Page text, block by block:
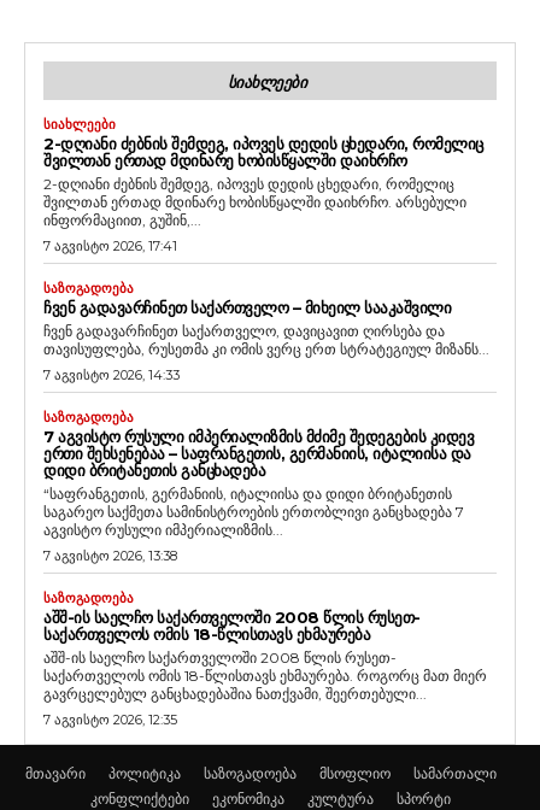
ᲡᲘᲐᲮᲚᲔᲔᲑᲘ
ᲡᲘᲐᲮᲚᲔᲔᲑᲘ
2-ᲓᲦᲘᲐᲜᲘ ᲫᲔᲑᲜᲘᲡ ᲨᲔᲛᲓᲔᲒ, ᲘᲞᲝᲕᲔᲡ ᲓᲔᲓᲘᲡ ᲪᲮᲔᲓᲐᲠᲘ, ᲠᲝᲛᲔᲚᲘᲪ
ᲨᲕᲘᲚᲗᲐᲜ ᲔᲠᲗᲐᲓ ᲛᲓᲘᲜᲐᲠᲔ ᲮᲝᲑᲘᲡᲬᲧᲐᲚᲨᲘ ᲓᲐᲘᲮᲠᲩᲝ
2-დღიანი ძებნის შემდეგ, იპოვეს დედის ცხედარი, რომელიც
შვილთან ერთად მდინარე ხობისწყალში დაიხრჩო. არსებული
ინფორმაციით, გუშინ,...
7 აგვისტო 2026, 17:41
ᲡᲐᲖᲝᲒᲐᲓᲝᲔᲑᲐ
ᲩᲕᲔᲜ ᲒᲐᲓᲐᲕᲐᲠᲩᲘᲜᲔᲗ ᲡᲐᲥᲐᲠᲗᲕᲔᲚᲝ – ᲛᲘᲮᲔᲘᲚ ᲡᲐᲐᲙᲐᲨᲕᲘᲚᲘ
ჩვენ გადავარჩინეთ საქართველო, დავიცავით ღირსება და
თავისუფლება, რუსეთმა კი ომის ვერც ერთ სტრატეგიულ მიზანს...
7 აგვისტო 2026, 14:33
ᲡᲐᲖᲝᲒᲐᲓᲝᲔᲑᲐ
7 ᲐᲒᲕᲘᲡᲢᲝ ᲠᲣᲡᲣᲚᲘ ᲘᲛᲞᲔᲠᲘᲐᲚᲘᲖᲛᲘᲡ ᲛᲫᲘᲛᲔ ᲨᲔᲓᲔᲒᲔᲑᲘᲡ ᲙᲘᲓᲔᲕ
ᲔᲠᲗᲘ ᲨᲔᲮᲡᲔᲜᲔᲑᲐᲐ – ᲡᲐᲤᲠᲐᲜᲒᲔᲗᲘᲡ, ᲒᲔᲠᲛᲐᲜᲘᲘᲡ, ᲘᲢᲐᲚᲘᲘᲡᲐ ᲓᲐ
ᲓᲘᲓᲘ ᲑᲠᲘᲢᲐᲜᲔᲗᲘᲡ ᲒᲐᲜᲪᲮᲐᲓᲔᲑᲐ
“საფრანგეთის, გერმანიის, იტალიისა და დიდი ბრიტანეთის
საგარეო საქმეთა სამინისტროების ერთობლივი განცხადება 7
აგვისტო რუსული იმპერიალიზმის...
7 აგვისტო 2026, 13:38
ᲡᲐᲖᲝᲒᲐᲓᲝᲔᲑᲐ
ᲐᲨᲨ-ᲘᲡ ᲡᲐᲔᲚᲩᲝ ᲡᲐᲥᲐᲠᲗᲕᲔᲚᲝᲨᲘ 2008 ᲬᲚᲘᲡ ᲠᲣᲡᲔᲗ-
ᲡᲐᲥᲐᲠᲗᲕᲔᲚᲝᲡ ᲝᲛᲘᲡ 18-ᲬᲚᲘᲡᲗᲐᲕᲡ ᲔᲮᲛᲐᲣᲠᲔᲑᲐ
აშშ-ის საელჩო საქართველოში 2008 წლის რუსეთ-
საქართველოს ომის 18-წლისთავს ეხმაურება. როგორც მათ მიერ
გავრცელებულ განცხადებაშია ნათქვამი, შეერთებული...
7 აგვისტო 2026, 12:35
მთავარი პოლიტიკა საზოგადოება მსოფლიო
სამართალი
კონფლიქტები
ეკონომიკა კულტურა სპორტი